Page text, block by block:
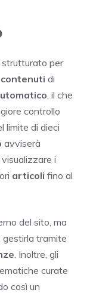
strutturato per
contenuti di
, il che
controllo
limite di dieci
avviserà
i
articoli fino al
del sito, ma
gestirla tramite
. Inoltre, gli
curate
così un